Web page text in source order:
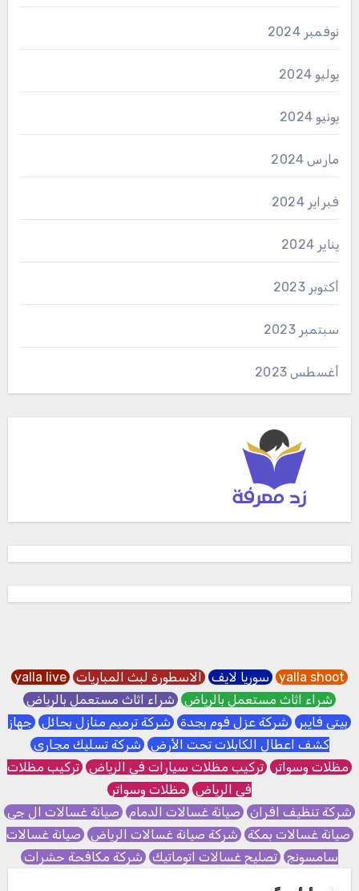
نوفمبر 2024
يوليو 2024
يونيو 2024
مارس 2024
فبراير 2024
يناير 2024
أكتوبر 2023
سبتمبر 2023
أغسطس 2023
yalla shoot سوريا لايف الاسطورة لبث المباريات yalla live
شراء اثاث مستعمل بالرياض شراء اثاث مستعمل بالرياض
بيتي فايبر شركة عزل فوم بجدة شركة ترميم منازل بحائل جهاز
كشف اعطال الكابلات تحت الأرض شركة تسليك مجاري
مظلات وسواتر تركيب مظلات سيارات في الرياض تركيب مظلات
في الرياض مظلات وسواتر
شركة تنظيف افران صيانة غسالات الدمام صيانة غسالات ال جي
صيانة غسالات بمكة شركة صيانة غسالات الرياض صيانة غسالات
سامسونج تصليح غسالات اتوماتيك شركة مكافحة حشرات